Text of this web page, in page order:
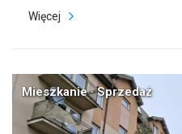
Więcej
Mieszkanie · Sprzedaż